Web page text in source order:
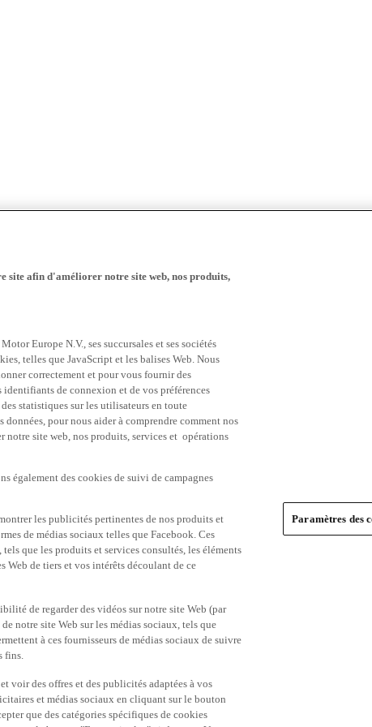
site afin d'améliorer notre site web, nos produits,
Europe N.V., ses succursales et ses sociétés
telles que JavaScript et les balises Web. Nous
correctement et pour vous fournir des
de connexion et de vos préférences
statistiques sur les utilisateurs en toute
pour nous aider à comprendre comment nos
site web, nos produits, services et opérations
également des cookies de suivi de campagnes
les publicités pertinentes de nos produits et
de médias sociaux telles que Facebook. Ces
que les produits et services consultés, les éléments
Web de tiers et vos intérêts découlant de ce
de regarder des vidéos sur notre site Web (par
notre site Web sur les médias sociaux, tels que
à ces fournisseurs de médias sociaux de suivre
fins.
voir des offres et des publicités adaptées à vos
et médias sociaux en cliquant sur le bouton
que des catégories spécifiques de cookies
Paramètres des